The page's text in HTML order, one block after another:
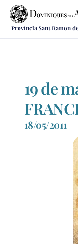
Província Sant Ramon
Qui som
Vocacions
Notícies
19 de
18/05/2011